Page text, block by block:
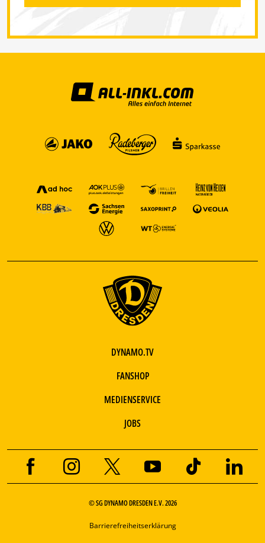
DYNAMO.TV
FANSHOP
MEDIENSERVICE
JOBS
© SG DYNAMO DRESDEN E.V. 2026
Barrierefreiheitserklärung